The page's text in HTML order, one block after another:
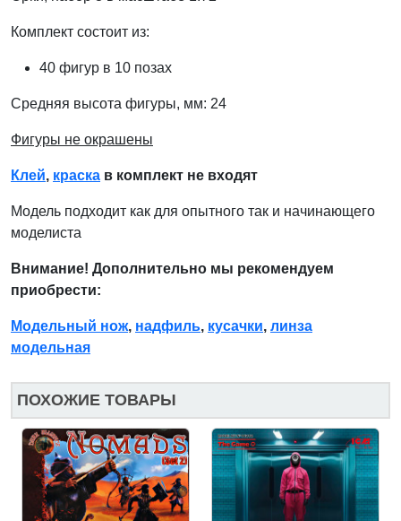
Комплект состоит из:
40 фигур в 10 позах
Средняя высота фигуры, мм: 24
Фигуры не окрашены
Клей, краска в комплект не входят
Модель подходит как для опытного так и начинающего
моделиста
Внимание! Дополнительно мы рекомендуем
приобрести:
Модельный нож, надфиль, кусачки, линза
модельная
ПОХОЖИЕ ТОВАРЫ